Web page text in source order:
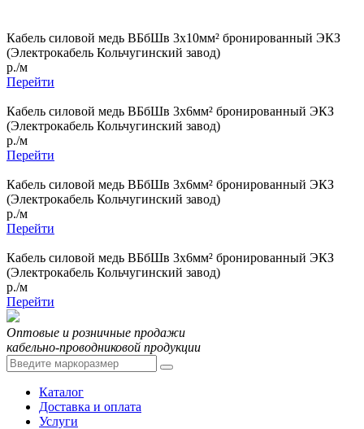
Кабель силовой медь ВБбШв 3x10мм² бронированный ЭКЗ
(Электрокабель Кольчугинский завод)
р./м
Перейти
Кабель силовой медь ВБбШв 3x6мм² бронированный ЭКЗ
(Электрокабель Кольчугинский завод)
р./м
Перейти
Кабель силовой медь ВБбШв 3x6мм² бронированный ЭКЗ
(Электрокабель Кольчугинский завод)
р./м
Перейти
Кабель силовой медь ВБбШв 3x6мм² бронированный ЭКЗ
(Электрокабель Кольчугинский завод)
р./м
Перейти
Оптовые и розничные продажи
кабельно-проводниковой продукции
Каталог
Доставка и оплата
Услуги